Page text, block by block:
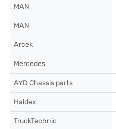
MAN
MAN
Arcek
Mercedes
AYD Chassis parts
Haldex
TruckTechnic